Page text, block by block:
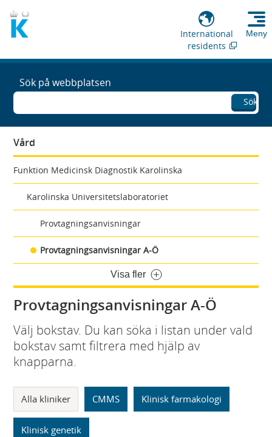
International
residents
Meny
Sök på webbplatsen
Sök
Vård
Funktion Medicinsk Diagnostik Karolinska
Karolinska Universitetslaboratoriet
Provtagningsanvisningar
Provtagningsanvisningar A-Ö
Visa fler
Provtagningsanvisningar A-Ö
Välj bokstav. Du kan söka i listan under vald
bokstav samt filtrera med hjälp av
knapparna.
Alla kliniker CMMS Klinisk farmakologi
Klinisk genetik